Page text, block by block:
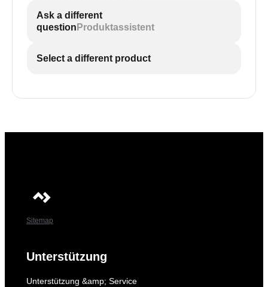
Ask a different
question Produktassistent
Select a different product
Sitemap
Unterstützung
Unterstützung &amp; Service